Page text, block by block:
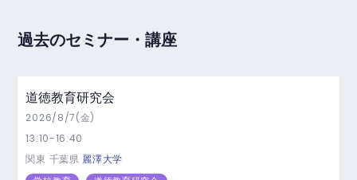
過去のセミナー・講座
道徳教育研究会
2026/8/7(金)
13:10-16:40
関東 千葉県 麗澤大学